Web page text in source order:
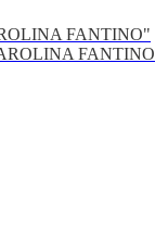
FANTINO"
FANTINO